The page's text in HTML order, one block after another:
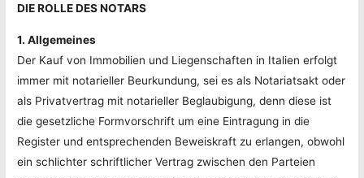
DIE ROLLE DES NOTARS
1. Allgemeines
Der Kauf von Immobilien und Liegenschaften in Italien erfolgt
immer mit notarieller Beurkundung, sei es als Notariatsakt oder
als Privatvertrag mit notarieller Beglaubigung, denn diese ist
die gesetzliche Formvorschrift um eine Eintragung in die
Register und entsprechenden Beweiskraft zu erlangen, obwohl
ein schlichter schriftlicher Vertrag zwischen den Parteien